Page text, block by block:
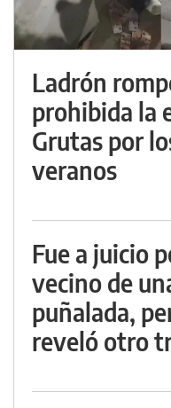
Ladrón
prohibida la
Grutas por
veranos
Fue a juicio
vecino de
puñalada,
reveló otro